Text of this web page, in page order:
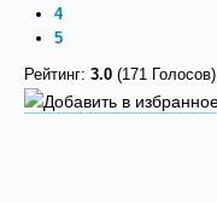
4
5
Рейтинг: 3.0 (171 Голосов)